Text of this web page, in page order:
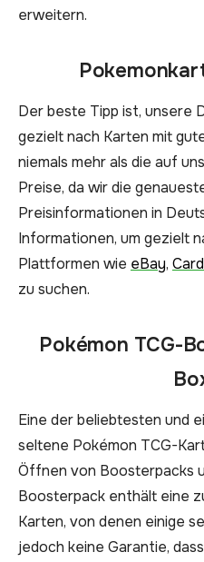
erweitern.
Der beste Tipp ist, unsere
gezielt nach Karten mit
niemals mehr als die auf
Preise, da wir die
Preisinformationen in
Informationen, um gezielt
Plattformen wie eBay,
zu suchen.
Pokémon TCG-
Eine der beliebtesten und
seltene Pokémon TCG-
Öffnen von Boosterpacks
Boosterpack enthält eine
Karten, von denen einige
jedoch keine Garantie,